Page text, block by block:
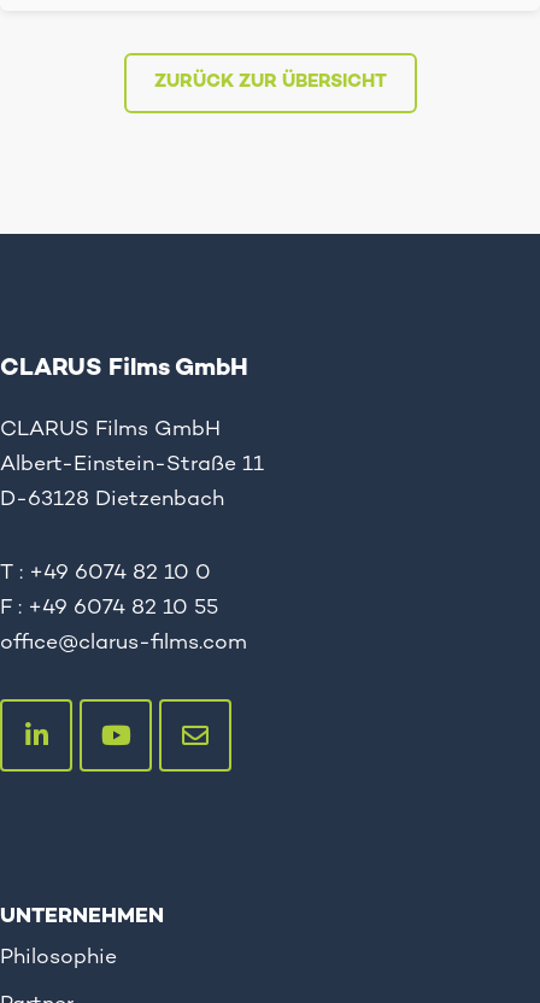
ZURÜCK ZUR ÜBERSICHT
CLARUS Films GmbH
CLARUS Films GmbH
Albert-Einstein-Straße 11
D-63128 Dietzenbach
T : +49 6074 82 10 0
F : +49 6074 82 10 55
office@clarus-films.com
UNTERNEHMEN
Philosophie